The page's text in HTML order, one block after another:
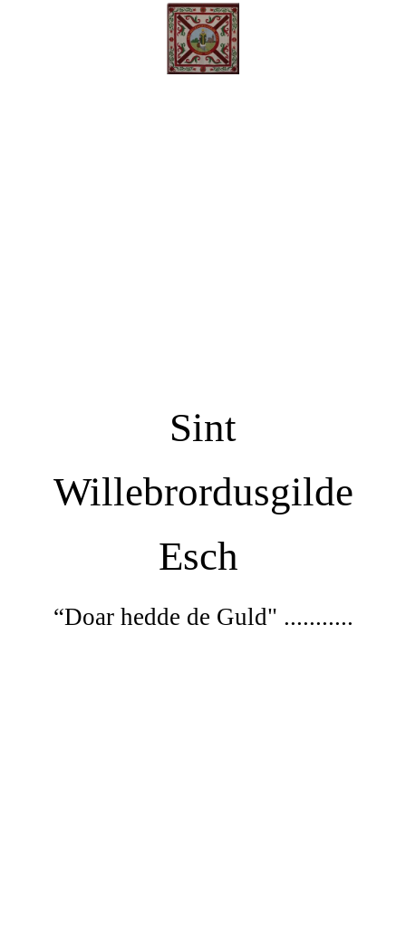
Sint
Willebrordusgilde
Esch
“Doar hedde de Guld" ...........